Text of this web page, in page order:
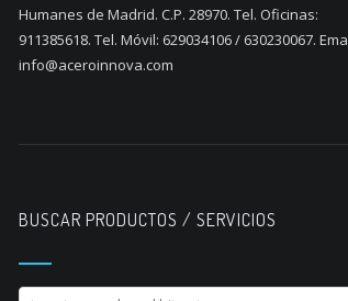
Humanes de Madrid. C.P. 28970. Tel. Oficinas:
911385618. Tel. Móvil: 629034106 / 630230067.
info@aceroinnova.com
BUSCAR PRODUCTOS / SERVICIOS